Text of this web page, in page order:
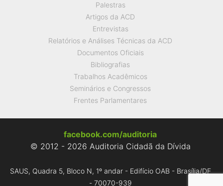
Palestras
Artigos da ACD
Entrevistas
Relatórios e Análises Técnicas da ACD
Documentos Oficiais
Bibliografias
Trabalhos Acadêmicos
Seminários e Congressos
Frentes Parlamentares
facebook.com/auditoria
© 2012 - 2026 Auditoria Cidadã da Dívida
SAUS, Quadra 5, Bloco N, 1º andar - Edifício OAB - Brasília/DF
- 70070-939